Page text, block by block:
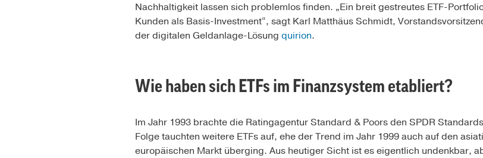
Nachhaltigkeit lassen sich problemlos finden. „Ein breit gestreutes ETF-
Kunden als Basis-Investment“, sagt Karl Matthäus Schmidt,
der digitalen Geldanlage-Lösung quirion.
Wie haben sich ETFs im Finanzsystem etabliert?
Im Jahr 1993 brachte die Ratingagentur Standard & Poors den SPDR
Folge tauchten weitere ETFs auf, ehe der Trend im Jahr 1999 auch auf den
europäischen Markt überging. Aus heutiger Sicht ist es eigentlich undenkbar,